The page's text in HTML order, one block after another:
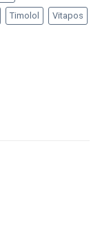
Timolol Vitapos